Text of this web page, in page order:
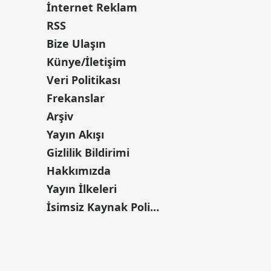
İnternet Reklam
RSS
Bize Ulaşın
Künye/İletişim
Veri Politikası
Frekanslar
Arşiv
Yayın Akışı
Gizlilik Bildirimi
Hakkımızda
Yayın İlkeleri
İsimsiz Kaynak Politikası